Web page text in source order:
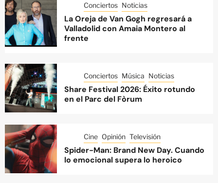
Conciertos Noticias
La Oreja de Van Gogh regresará a
Valladolid con Amaia Montero al
frente
Conciertos Música Noticias
Share Festival 2026: Éxito rotundo
en el Parc del Fòrum
Cine Opinión Televisión
Spider-Man: Brand New Day. Cuando
lo emocional supera lo heroico